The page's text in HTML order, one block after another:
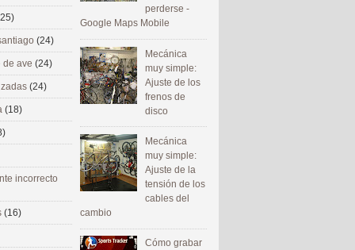
perderse -
Google Maps Mobile
Mecánica
muy simple:
Ajuste de los
frenos de
disco
Mecánica
muy simple:
Ajuste de la
tensión de los
cables del
cambio
Cómo grabar
(24)
de ave (24)
(24)
(18)
incorrecto
(16)